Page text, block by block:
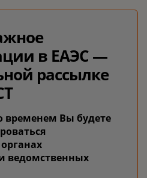
в ЕАЭС —
рассылке
временем Вы будете
ведомственных